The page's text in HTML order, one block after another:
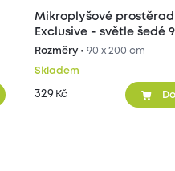
Mikroplyšové
Exclusive - světle šedé
cm
Rozměry • 90 x 200 cm
Skladem
329 Kč